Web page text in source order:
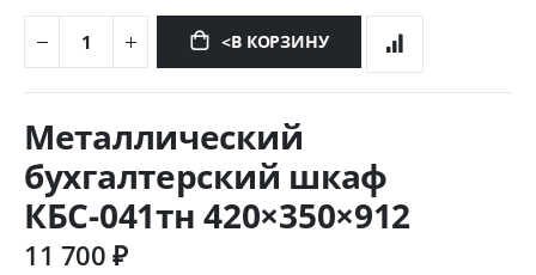
<В КОРЗИНУ
к
началу
галереи
изображений
Металлический
бухгалтерский шкаф
КБС-041тн 420×350×912
11 700 ₽